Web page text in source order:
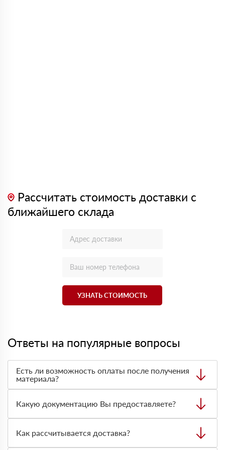
Рассчитать стоимость доставки с
ближайшего склада
УЗНАТЬ СТОИМОСТЬ
Ответы на популярные вопросы
Есть ли возможность оплаты после получения
материала?
оплата по факту получения товара. При этом, если
доставленный товар был ненадлежащего качества, то
Вы вправе от него отказаться.
Какую документацию Вы предоставляете?
сертификаты и паспорта качества, а также товарно-
транспортную накладную.
Как рассчитывается доставка?